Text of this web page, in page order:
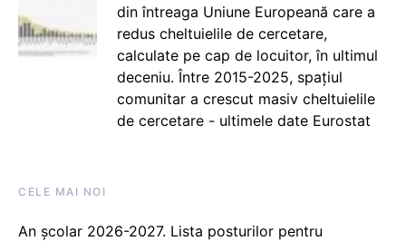
din întreaga Uniune Europeană care a
redus cheltuielile de cercetare,
calculate pe cap de locuitor, în ultimul
deceniu. Între 2015-2025, spațiul
comunitar a crescut masiv cheltuielile
de cercetare - ultimele date Eurostat
CELE MAI NOI
An școlar 2026-2027. Lista posturilor pentru